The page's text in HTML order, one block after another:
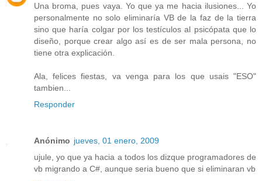
Una broma, pues vaya. Yo que ya me hacia ilusiones... Yo
personalmente no solo eliminaría VB de la faz de la tierra
sino que haría colgar por los testículos al psicópata que lo
diseño, porque crear algo así es de ser mala persona, no
tiene otra explicación.
Ala, felices fiestas, va venga para los que usais "ESO"
tambien...
Responder
Anónimo jueves, 01 enero, 2009
ujule, yo que ya hacia a todos los dizque programadores de
vb migrando a C#, aunque seria bueno que si eliminaran vb